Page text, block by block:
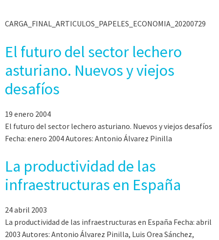
CARGA_FINAL_ARTICULOS_PAPELES_ECONOMIA_20200729
El futuro del sector lechero
asturiano. Nuevos y viejos
desafíos
19 enero 2004
El futuro del sector lechero asturiano. Nuevos y viejos desafíos
Fecha: enero 2004 Autores: Antonio Álvarez Pinilla
La productividad de las
infraestructuras en España
24 abril 2003
La productividad de las infraestructuras en España Fecha: abril
2003 Autores: Antonio Álvarez Pinilla, Luis Orea Sánchez,